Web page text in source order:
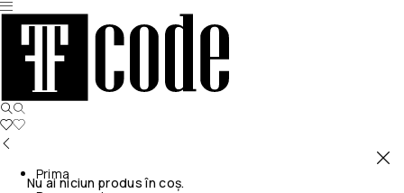
Nu ai niciun produs în coș.
Prima